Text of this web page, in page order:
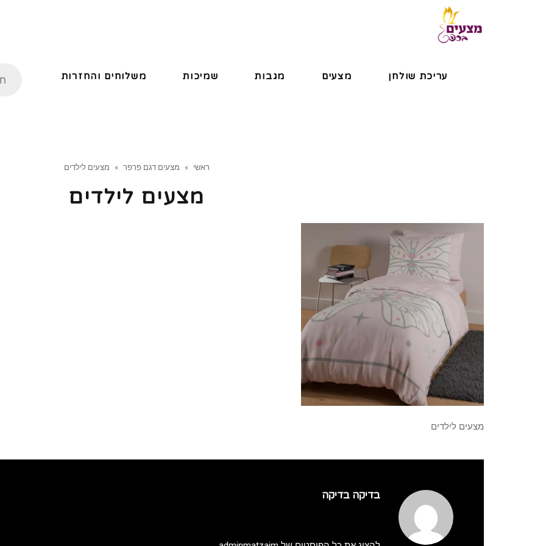
עריכת שולחן מצעים מגבות שמיכות משלוחים והחזרות
ראשי » מצעים דגם פרפר » מצעים לילדים
מצעים לילדים
מצעים לילדים
בדיקה בדיקה